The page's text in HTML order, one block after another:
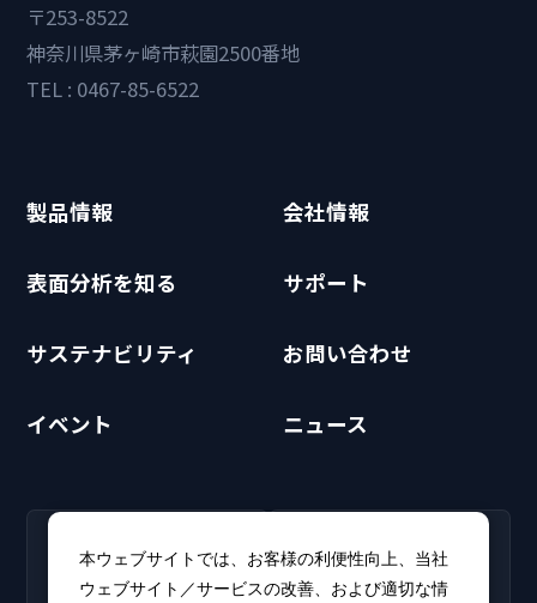
〒253-8522
神奈川県茅ヶ崎市萩園2500番地
TEL : 0467-85-6522
製品情報 会社情報
表面分析を知る サポート
サステナビリティ お問い合わせ
イベント ニュース
採用情報
CLUB PHI（会員専
本ウェブサイトでは、お客様の利便性向上、当社
ウェブサイト／サービスの改善、および適切な情